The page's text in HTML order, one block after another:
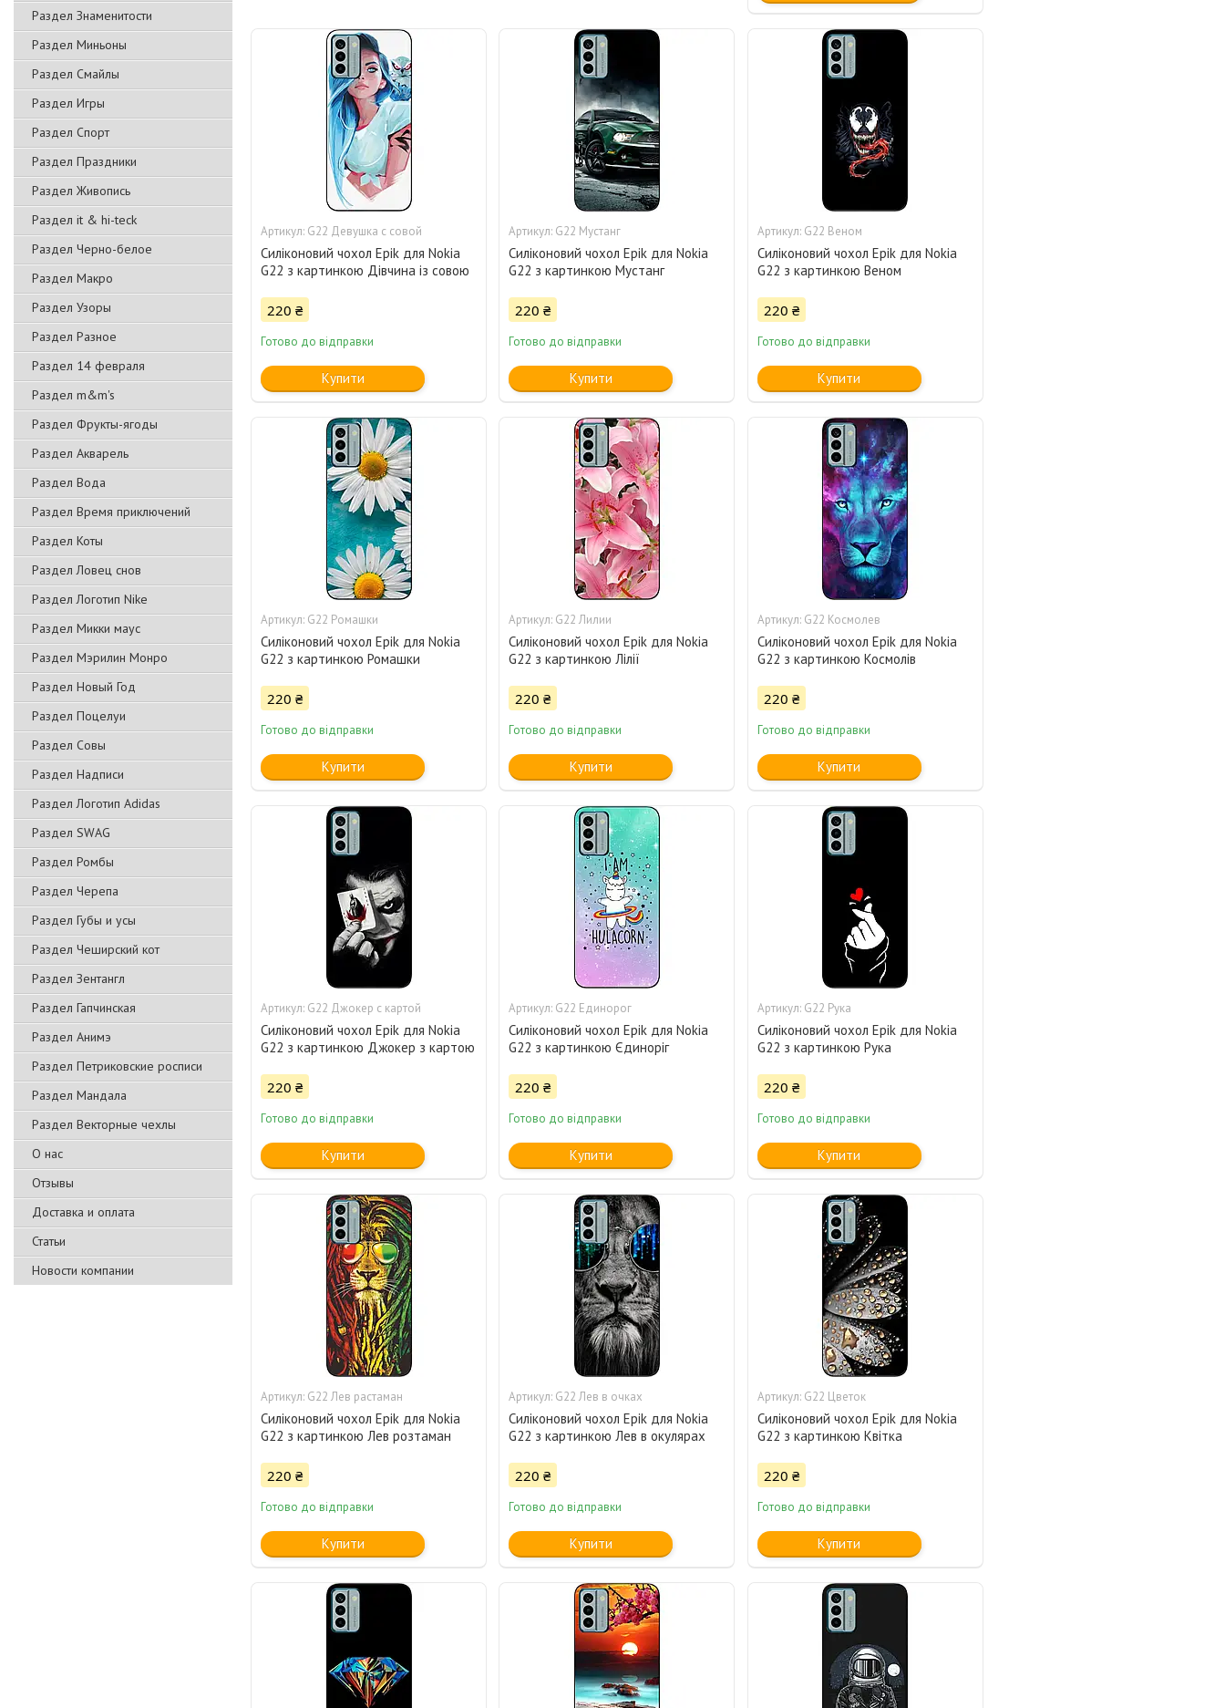
Раздел Знаменитости
Раздел Миньоны
Раздел Смайлы
Раздел Игры
Раздел Спорт
Раздел Праздники
Раздел Живопись
Раздел it & hi-teck
Раздел Черно-белое
Раздел Макро
Раздел Узоры
Раздел Разное
Раздел 14 февраля
Раздел m&m's
Раздел Фрукты-ягоды
Раздел Акварель
Раздел Вода
Раздел Время приключений
Раздел Коты
Раздел Ловец снов
Раздел Логотип Nike
Раздел Микки маус
Раздел Мэрилин Монро
Раздел Новый Год
Раздел Поцелуи
Раздел Совы
Раздел Надписи
Раздел Логотип Adidas
Раздел SWAG
Раздел Ромбы
Раздел Черепа
Раздел Губы и усы
Раздел Чеширский кот
Раздел Зентангл
Раздел Гапчинская
Раздел Анимэ
Раздел Петриковские росписи
Раздел Мандала
Раздел Векторные чехлы
О нас
Отзывы
Доставка и оплата
Статьи
Новости компании
G22 Девушка с совой
Силіконовий чохол Epik для Nokia
G22 з картинкою Дівчина із совою
220 ₴
Готово до відправки
Купити
G22 Мустанг
Силіконовий чохол Epik для Nokia
G22 з картинкою Мустанг
220 ₴
Готово до відправки
Купити
G22 Веном
Силіконовий чохол Epik для Nokia
G22 з картинкою Веном
220 ₴
Готово до відправки
Купити
G22 Ромашки
Силіконовий чохол Epik для Nokia
G22 з картинкою Ромашки
220 ₴
Готово до відправки
Купити
G22 Лилии
Силіконовий чохол Epik для Nokia
G22 з картинкою Лілії
220 ₴
Готово до відправки
Купити
G22 Космолев
Силіконовий чохол Epik для Nokia
G22 з картинкою Космолів
220 ₴
Готово до відправки
Купити
G22 Джокер с картой
Силіконовий чохол Epik для Nokia
G22 з картинкою Джокер з картою
220 ₴
Готово до відправки
Купити
G22 Единорог
Силіконовий чохол Epik для Nokia
G22 з картинкою Єдиноріг
220 ₴
Готово до відправки
Купити
G22 Рука
Силіконовий чохол Epik для Nokia
G22 з картинкою Рука
220 ₴
Готово до відправки
Купити
G22 Лев растаман
Силіконовий чохол Epik для Nokia
G22 з картинкою Лев розтаман
220 ₴
Готово до відправки
Купити
G22 Лев в очках
Силіконовий чохол Epik для Nokia
G22 з картинкою Лев в окулярах
220 ₴
Готово до відправки
Купити
G22 Цветок
Силіконовий чохол Epik для Nokia
G22 з картинкою Квітка
220 ₴
Готово до відправки
Купити